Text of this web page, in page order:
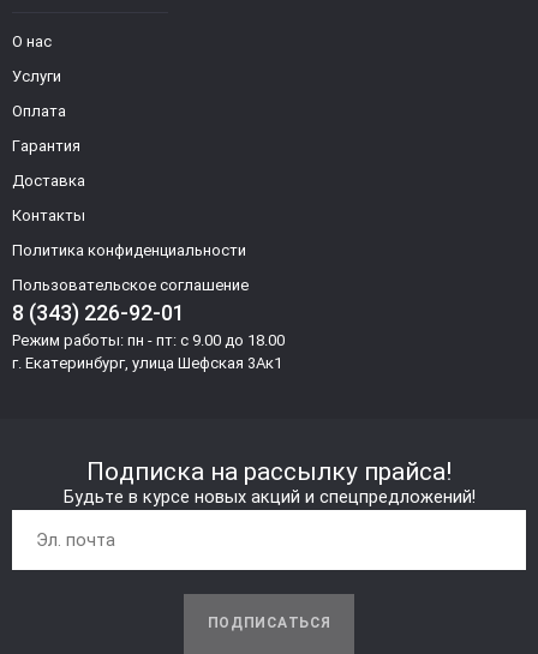
О нас
Услуги
Оплата
Гарантия
Доставка
Контакты
Политика конфиденциальности
Пользовательское соглашение
8 (343) 226-92-01
Режим работы: пн - пт: с 9.00 до 18.00
г. Екатеринбург, улица Шефская 3Ак1
Подписка на рассылку прайса!
Будьте в курсе новых акций и спецпредложений!
ПОДПИСАТЬСЯ